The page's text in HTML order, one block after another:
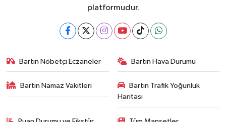
platformudur.
Bartın Nöbetçi Eczaneler Bartın Hava Durumu
Bartin Namaz Vakitleri
Bartın Trafik Yoğunluk
Haritası